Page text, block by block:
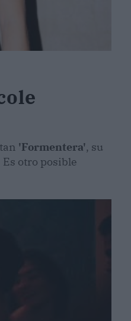
'Formentera', su
otro posible